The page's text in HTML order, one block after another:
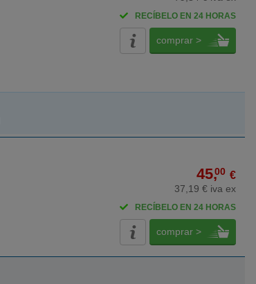
RECÍBELO EN 24 HORAS
comprar >
45,00 €
37,19 € iva ex
RECÍBELO EN 24 HORAS
comprar >